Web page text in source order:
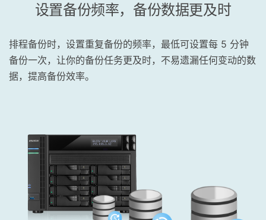
设置备份频率，备份数据更及时
排程备份时，设置重复备份的频率，最低可设置每 5 分钟
备份一次，让你的备份任务更及时，不易遗漏任何变动的数
据，提高备份效率。